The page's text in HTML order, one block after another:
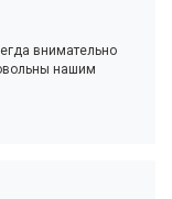
внимательно
нашим